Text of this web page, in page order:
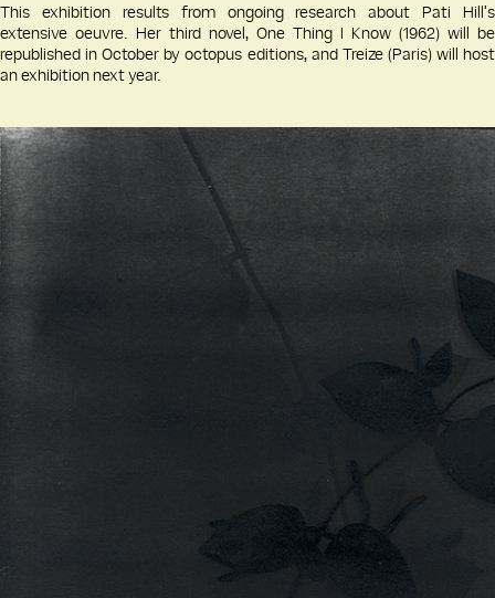
This exhibition results from ongoing research about Pati Hill’s
extensive oeuvre. Her third novel, One Thing I Know (1962) will be
republished in October by octopus editions, and Treize (Paris) will host
an exhibition next year.